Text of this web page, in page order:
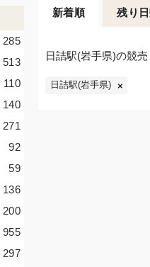
新着順 残り
日詰駅(岩手県)の競
日詰駅(岩手県)
285
513
110
140
271
92
59
136
200
955
297